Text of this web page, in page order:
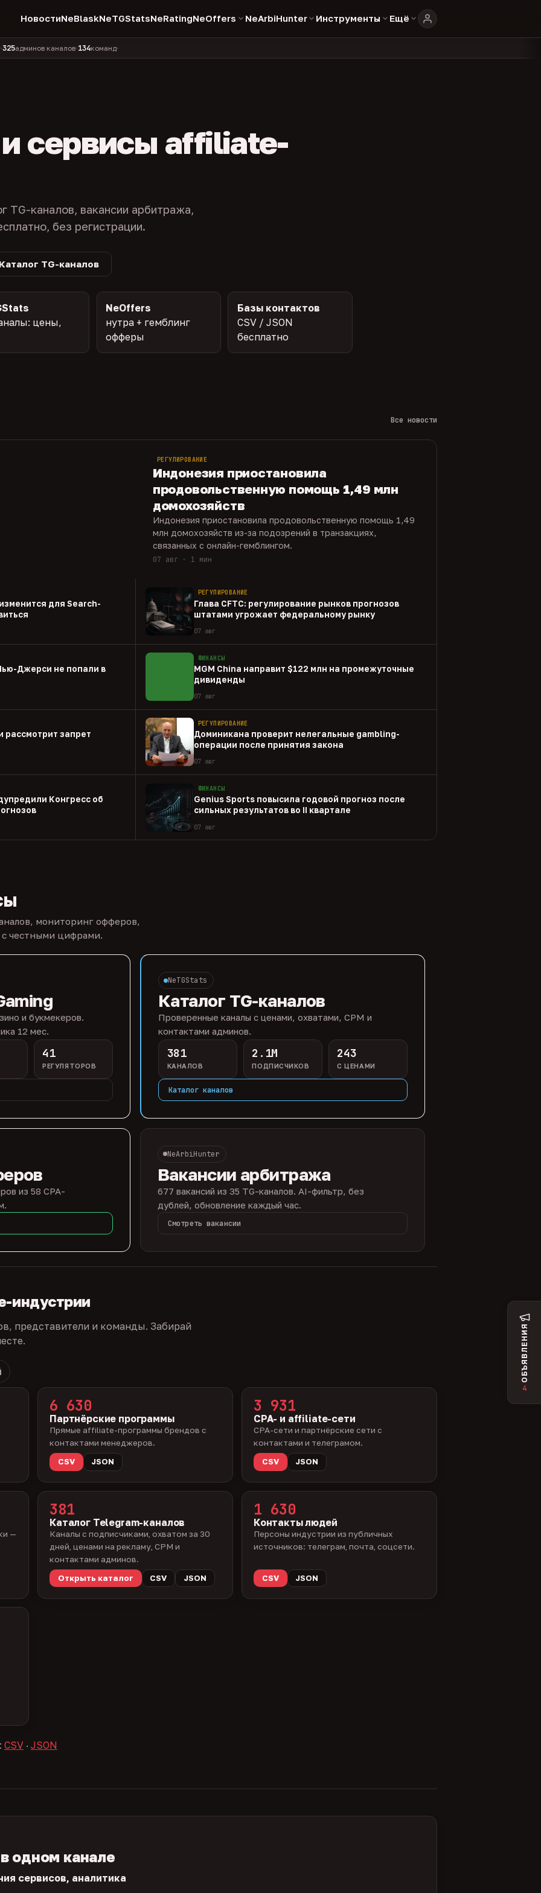
НовостиNeBlaskNeTGStatsNeRatingNeOffers NeArbiHunter Инструменты Ещё
каналов •134команд• 11 990
сервисы affiliate-
TG-каналов, вакансии арбитража,
без регистрации.
TG-каналов
цены,
NeOffers
нутра + гемблинг
офферы
Базы контактов
CSV / JSON
бесплатно
Все новости
РЕГУЛИРОВАНИЕ
Индонезия приостановила
продовольственную помощь 1,49 млн
домохозяйств
Индонезия приостановила продовольственную помощь 1,49
млн домохозяйств из-за подозрений в транзакциях,
связанных с онлайн-гемблингом.
07 авг · 1 мин
для Search-
РЕГУЛИРОВАНИЕ
Глава CFTC: регулирование рынков прогнозов
штатами угрожает федеральному рынку
07 авг
Джерси не попали в
ФИНАНСЫ
MGM China направит $122 млн на промежуточные
дивиденды
07 авг
рассмотрит запрет
РЕГУЛИРОВАНИЕ
Доминикана проверит нелегальные gambling-
операции после принятия закона
07 авг
Конгресс об
ФИНАНСЫ
Genius Sports повысила годовой прогноз после
сильных результатов во II квартале
07 авг
мониторинг офферов,
с честными цифрами.
и букмекеров.
12 мес.
41
РЕГУЛЯТОРОВ
NeTGStats
Каталог TG-каналов
Проверенные каналы с ценами, охватами, CPM и
контактами админов.
381
КАНАЛОВ
2.1M
ПОДПИСЧИКОВ
243
С ЦЕНАМИ
Каталог каналов
из 58 CPA-
NeArbiHunter
Вакансии арбитража
677 вакансий из 35 TG-каналов. AI-фильтр, без
дублей, обновление каждый час.
Смотреть вакансии
индустрии
представители и команды. Забирай
6 630
Партнёрские программы
Прямые affiliate-программы брендов с
контактами менеджеров.
CSV
JSON
3 931
CPA- и affiliate-сети
CPA-сети и партнёрские сети с
контактами и телеграмом.
CSV
JSON
—
381
Каталог Telegram-каналов
Каналы с подписчиками, охватом за 30
дней, ценами на рекламу, CPM и
контактами админов.
Открыть каталог
CSV JSON
1 630
Контакты людей
Персоны индустрии из публичных
источников: телеграм, почта, соцсети.
CSV JSON
CSV · JSON
одном канале
сервисов, аналитика
ОБЪЯВЛЕНИЯ
4